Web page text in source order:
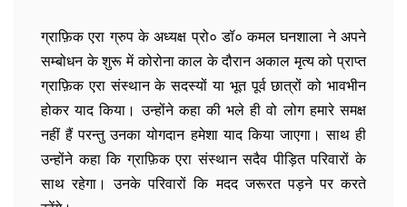
ग्राफ़िक एरा ग्रुप के अध्यक्ष प्रो० डॉ० कमल घनशाला ने अपने
सम्बोधन के शुरू में कोरोना काल के दौरान अकाल मृत्य को प्राप्त
ग्राफ़िक एरा संस्थान के सदस्यों या भूत पूर्व छात्रों को भावभीन
होकर याद किया। उन्होंने कहा की भले ही वो लोग हमारे समक्ष
नहीं हैं परन्तु उनका योगदान हमेशा याद किया जाएगा। साथ ही
उन्होंने कहा कि ग्राफ़िक एरा संस्थान सदैव पीड़ित परिवारों के
साथ रहेगा। उनके परिवारों कि मदद जरूरत पड़ने पर करते